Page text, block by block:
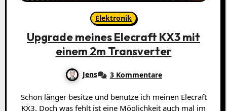
Elektronik
Upgrade meines Elecraft KX3 mit
einem 2m Transverter
Jens 3 Kommentare
Schon länger besitze und benutze ich meinen Elecraft
KX3. Doch was fehlt ist eine Möglichkeit auch mal im